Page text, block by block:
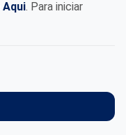
Aqui. Para iniciar